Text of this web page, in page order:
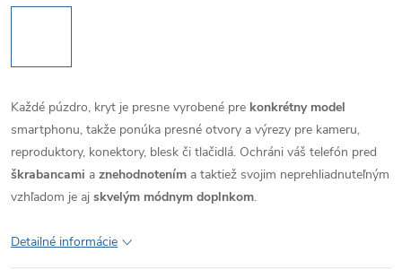
Každé púzdro, kryt je presne vyrobené pre konkrétny model
smartphonu, takže ponúka presné otvory a výrezy pre kameru,
reproduktory, konektory, blesk či tlačidlá. Ochráni váš telefón pred
škrabancami a znehodnotením a taktiež svojim neprehliadnuteľným
vzhľadom je aj skvelým módnym doplnkom.
Detailné informácie